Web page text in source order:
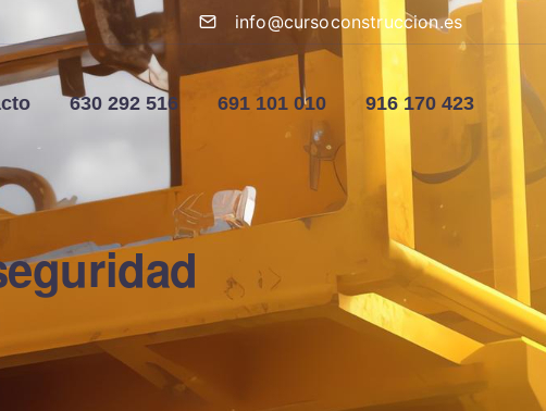
info@cursoconstruccion.es
630 292 516 691 101 010 916 170 423